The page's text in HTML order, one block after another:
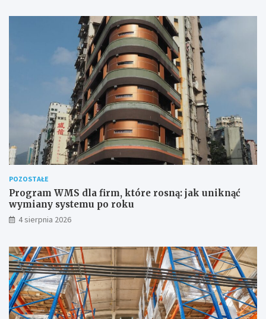
POZOSTAŁE
Program WMS dla firm, które rosną: jak uniknąć
wymiany systemu po roku
4 sierpnia 2026